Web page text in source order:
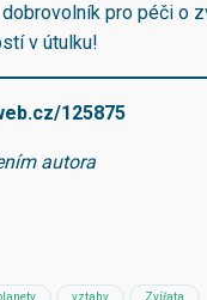
pro péči o
v útulku!
125875
autora